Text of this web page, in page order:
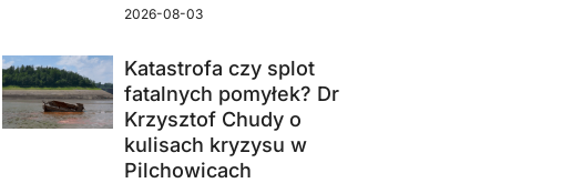
2026-08-03
Katastrofa czy splot
fatalnych pomyłek? Dr
Krzysztof Chudy o
kulisach kryzysu w
Pilchowicach